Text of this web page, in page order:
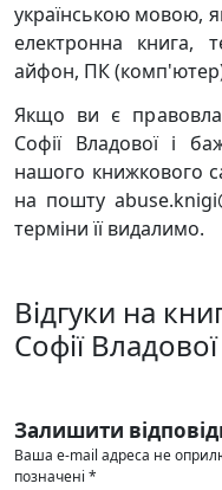
українською мовою,
електронна книга,
айфон, ПК
Якщо ви є
Софії Владової і
нашого книжкового
на пошту
терміни її видалимо.
Відгуки на
Софії Владової
Залишити
Ваша e-mail адреса не
позначені *